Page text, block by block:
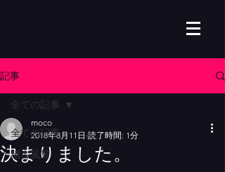
記事
全ての記事
稽古風景
全ての記事
決まりました。
moco
2018年8月11日 読了時間: 1分